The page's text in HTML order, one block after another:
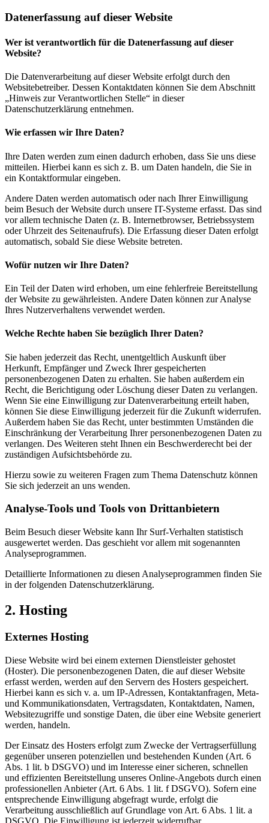
Datenerfassung auf dieser Website
Wer ist verantwortlich für die Datenerfassung auf dieser
Website?
Die Datenverarbeitung auf dieser Website erfolgt durch den
Websitebetreiber. Dessen Kontaktdaten können Sie dem Abschnitt
„Hinweis zur Verantwortlichen Stelle“ in dieser
Datenschutzerklärung entnehmen.
Wie erfassen wir Ihre Daten?
Ihre Daten werden zum einen dadurch erhoben, dass Sie uns diese
mitteilen. Hierbei kann es sich z. B. um Daten handeln, die Sie in
ein Kontaktformular eingeben.
Andere Daten werden automatisch oder nach Ihrer Einwilligung
beim Besuch der Website durch unsere IT-Systeme erfasst. Das sind
vor allem technische Daten (z. B. Internetbrowser, Betriebssystem
oder Uhrzeit des Seitenaufrufs). Die Erfassung dieser Daten erfolgt
automatisch, sobald Sie diese Website betreten.
Wofür nutzen wir Ihre Daten?
Ein Teil der Daten wird erhoben, um eine fehlerfreie Bereitstellung
der Website zu gewährleisten. Andere Daten können zur Analyse
Ihres Nutzerverhaltens verwendet werden.
Welche Rechte haben Sie bezüglich Ihrer Daten?
Sie haben jederzeit das Recht, unentgeltlich Auskunft über
Herkunft, Empfänger und Zweck Ihrer gespeicherten
personenbezogenen Daten zu erhalten. Sie haben außerdem ein
Recht, die Berichtigung oder Löschung dieser Daten zu verlangen.
Wenn Sie eine Einwilligung zur Datenverarbeitung erteilt haben,
können Sie diese Einwilligung jederzeit für die Zukunft widerrufen.
Außerdem haben Sie das Recht, unter bestimmten Umständen die
Einschränkung der Verarbeitung Ihrer personenbezogenen Daten zu
verlangen. Des Weiteren steht Ihnen ein Beschwerderecht bei der
zuständigen Aufsichtsbehörde zu.
Hierzu sowie zu weiteren Fragen zum Thema Datenschutz können
Sie sich jederzeit an uns wenden.
Analyse-Tools und Tools von Dritt­anbietern
Beim Besuch dieser Website kann Ihr Surf-Verhalten statistisch
ausgewertet werden. Das geschieht vor allem mit sogenannten
Analyseprogrammen.
Detaillierte Informationen zu diesen Analyseprogrammen finden Sie
in der folgenden Datenschutzerklärung.
2. Hosting
Externes Hosting
Diese Website wird bei einem externen Dienstleister gehostet
(Hoster). Die personenbezogenen Daten, die auf dieser Website
erfasst werden, werden auf den Servern des Hosters gespeichert.
Hierbei kann es sich v. a. um IP-Adressen, Kontaktanfragen, Meta-
und Kommunikationsdaten, Vertragsdaten, Kontaktdaten, Namen,
Websitezugriffe und sonstige Daten, die über eine Website generiert
werden, handeln.
Der Einsatz des Hosters erfolgt zum Zwecke der Vertragserfüllung
gegenüber unseren potenziellen und bestehenden Kunden (Art. 6
Abs. 1 lit. b DSGVO) und im Interesse einer sicheren, schnellen
und effizienten Bereitstellung unseres Online-Angebots durch einen
professionellen Anbieter (Art. 6 Abs. 1 lit. f DSGVO). Sofern eine
entsprechende Einwilligung abgefragt wurde, erfolgt die
Verarbeitung ausschließlich auf Grundlage von Art. 6 Abs. 1 lit. a
DSGVO. Die Einwilligung ist jederzeit widerrufbar.